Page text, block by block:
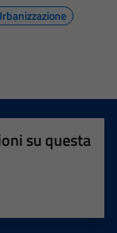
su questa